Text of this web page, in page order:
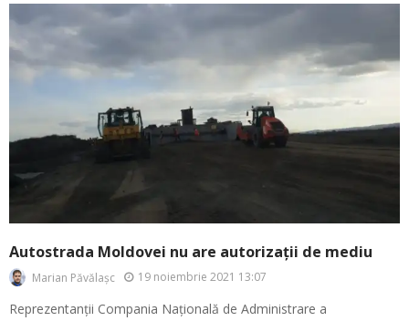
Autostrada Moldovei nu are autorizații de mediu
Marian Păvălașc 19 noiembrie 2021 13:07
Reprezentanții Compania Națională de Administrare a